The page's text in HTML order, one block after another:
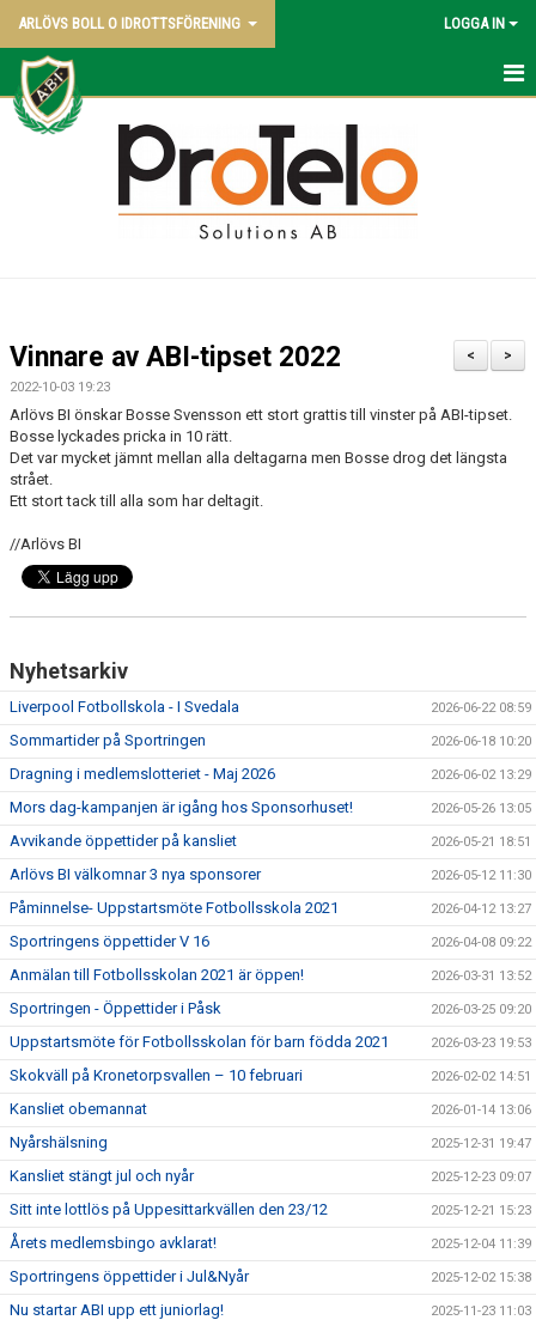
ARLÖVS BOLL O IDROTTSFÖRENING LOGGA IN
NYHETER
POLICY
KONTAKT SAMT KANSLI UPPGIFTER
STYRELSEN - 2026
SABIK
KALENDER
VÅRA KLUBBKLÄDER
HITTA HIT
>
<
Vinnare av ABI-tipset 2022
2022-10-03 19:23
Arlövs BI önskar Bosse Svensson ett stort grattis till vinster på ABI-tipset.
Bosse lyckades pricka in 10 rätt.
Det var mycket jämnt mellan alla deltagarna men Bosse drog det längsta
strået.
Ett stort tack till alla som har deltagit.
//Arlövs BI
Nyhetsarkiv
Liverpool Fotbollskola - I Svedala 2026-06-22 08:59
Sommartider på Sportringen 2026-06-18 10:20
Dragning i medlemslotteriet - Maj 2026 2026-06-02 13:29
Mors dag-kampanjen är igång hos Sponsorhuset! 2026-05-26 13:05
Avvikande öppettider på kansliet 2026-05-21 18:51
Arlövs BI välkomnar 3 nya sponsorer 2026-05-12 11:30
Påminnelse- Uppstartsmöte Fotbollsskola 2021 2026-04-12 13:27
Sportringens öppettider V 16 2026-04-08 09:22
Anmälan till Fotbollsskolan 2021 är öppen! 2026-03-31 13:52
Sportringen - Öppettider i Påsk 2026-03-25 09:20
Uppstartsmöte för Fotbollsskolan för barn födda 2021 2026-03-23 19:53
Skokväll på Kronetorpsvallen – 10 februari 2026-02-02 14:51
Kansliet obemannat 2026-01-14 13:06
Nyårshälsning 2025-12-31 19:47
Kansliet stängt jul och nyår 2025-12-23 09:07
Sitt inte lottlös på Uppesittarkvällen den 23/12 2025-12-21 15:23
Årets medlemsbingo avklarat! 2025-12-04 11:39
Sportringens öppettider i Jul&Nyår 2025-12-02 15:38
Nu startar ABI upp ett juniorlag! 2025-11-23 11:03